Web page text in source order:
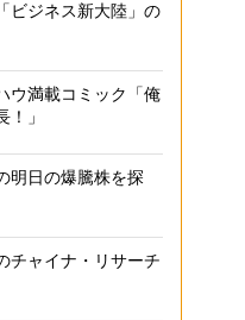
ビジネス新大陸」の
ウ満載コミック「俺
！」
明日の爆騰株を探
チャイナ・リサーチ